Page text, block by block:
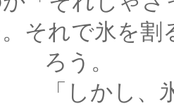
それで氷を割
。
氷の道と